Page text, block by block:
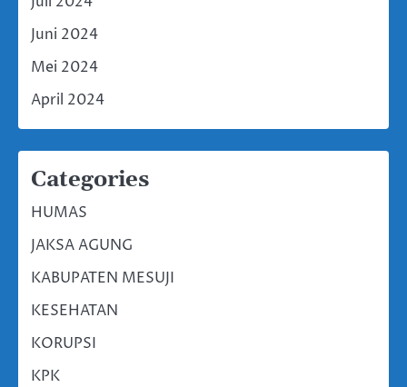
Juni 2024
Mei 2024
April 2024
Categories
HUMAS
JAKSA AGUNG
KABUPATEN MESUJI
KESEHATAN
KORUPSI
KPK